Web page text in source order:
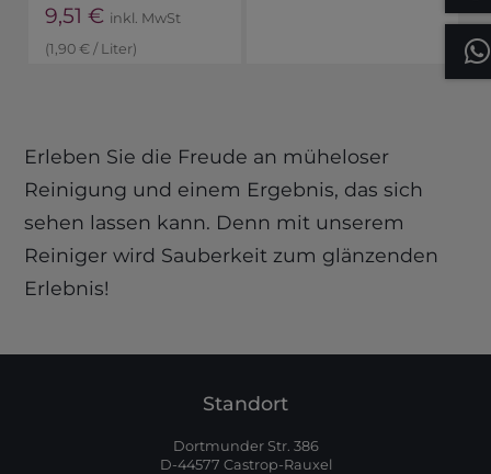
9,51€ inkl. MwSt
(1,90 € / Liter)
Erleben Sie die Freude an müheloser
Reinigung und einem Ergebnis, das sich
sehen lassen kann. Denn mit unserem
Reiniger wird Sauberkeit zum glänzenden
Erlebnis!
Standort
Dortmunder Str. 386
D-44577 Castrop-Rauxel